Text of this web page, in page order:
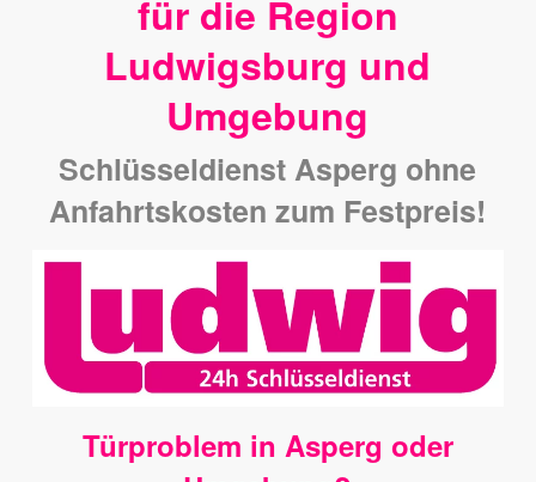
für die Region
Ludwigsburg und
Umgebung
Schlüsseldienst Asperg ohne
Anfahrtskosten zum Festpreis!
Türproblem in Asperg oder